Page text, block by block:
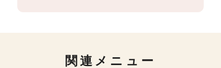
関連メニュー